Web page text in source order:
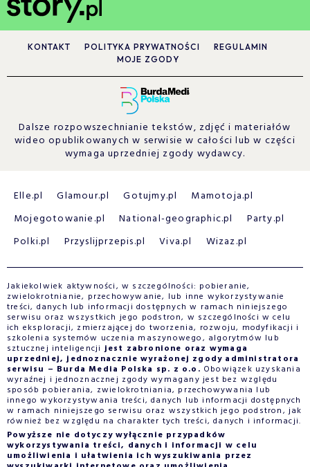
KONTAKT POLITYKA PRYWATNOŚCI
REGULAMIN
MOJE ZGODY
Dalsze rozpowszechnianie tekstów, zdjęć i materiałów
wideo opublikowanych w serwisie w całości lub w części
wymaga uprzedniej zgody wydawcy.
Elle.pl Glamour.pl Gotujmy.pl
Mamotoja.pl
Mojegotowanie.pl
National-geographic.pl
Party.pl
Polki.pl
Przyslijprzepis.pl Viva.pl Wizaz.pl
Jakiekolwiek aktywności, w szczególności: pobieranie,
zwielokrotnianie, przechowywanie, lub inne wykorzystywanie
treści, danych lub informacji dostępnych w ramach niniejszego
serwisu oraz wszystkich jego podstron, w szczególności w celu
ich eksploracji, zmierzającej do tworzenia, rozwoju, modyfikacji i
szkolenia systemów uczenia maszynowego, algorytmów lub
sztucznej inteligencjijest zabronione oraz wymaga
uprzedniej, jednoznacznie wyrażonej zgody administratora
serwisu – Burda Media Polska sp. z o.o. Obowiązek uzyskania
wyraźnej i jednoznacznej zgody wymagany jest bez względu
sposób pobierania, zwielokrotniania, przechowywania lub
innego wykorzystywania treści, danych lub informacji dostępnych
w ramach niniejszego serwisu oraz wszystkich jego podstron, jak
również bez względu na charakter tych treści, danych i informacji.
Powyższe nie dotyczy wyłącznie przypadków
wykorzystywania treści, danych i informacji w celu
umożliwienia i ułatwienia ich wyszukiwania przez